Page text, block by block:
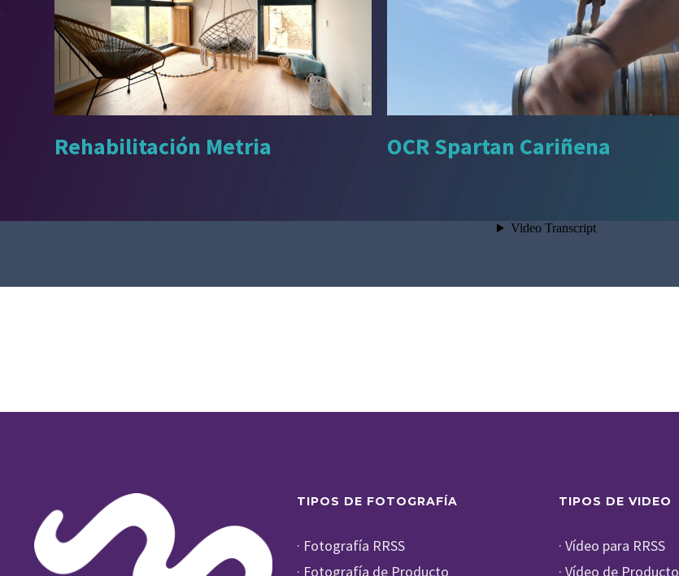
Rehabilitación Metria OCR Spartan Cariñena
TIPOS DE FOTOGRAFÍA
· Fotografía RRSS
· Fotografía de Producto
TIPOS DE VIDEO
· Vídeo para RRSS
· Vídeo de Producto